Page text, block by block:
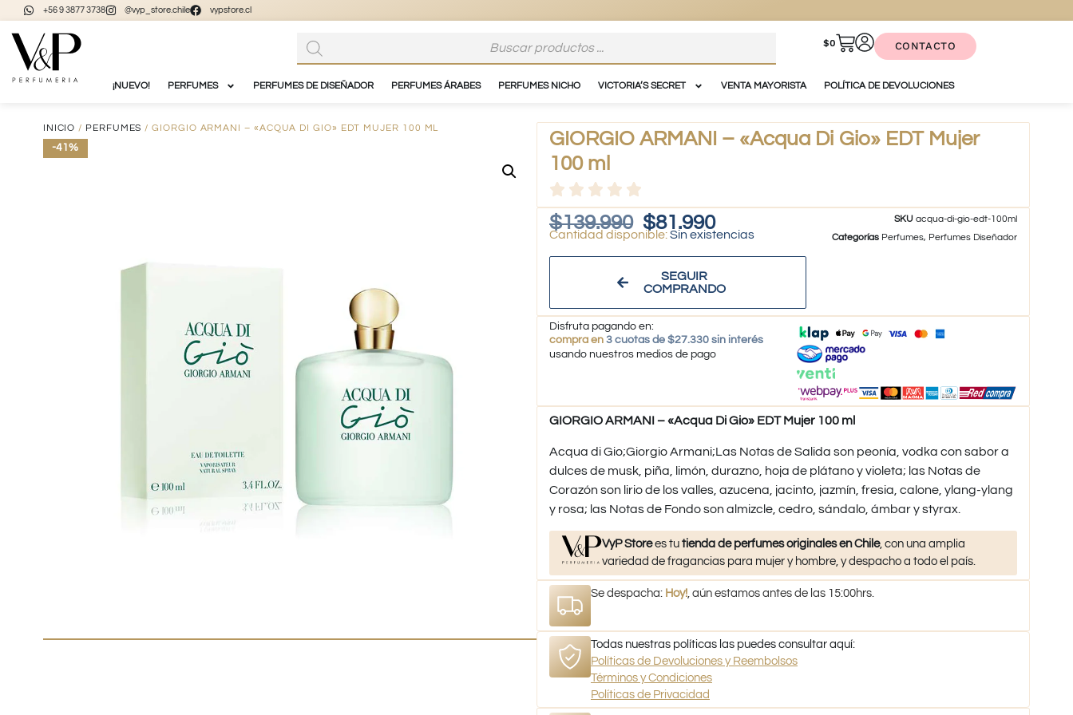
+56 9 3877 3738 @vyp_store.chile vypstore.cl
$0 CONTACTO
¡NUEVO! PERFUMES PERFUMES DE DISEÑADOR PERFUMES ÁRABES PERFUMES NICHO VICTORIA’S SECRET VENTA MAYORISTA POLÍTICA DE DEVOLUCIONES
INICIO / PERFUMES / GIORGIO ARMANI – «ACQUA DI GIO» EDT MUJER 100 ML
-41%
GIORGIO ARMANI – «Acqua Di Gio» EDT Mujer
100 ml
$139.990 $81.990
Sin existencias
SEGUIR
COMPRANDO
SKUacqua-di-gio-edt-100ml
Categorías Perfumes, Perfumes Diseñador
Disfruta pagando en:
compra en 3 cuotas de $27.330 sin interés
usando nuestros medios de pago
GIORGIO ARMANI – «Acqua Di Gio» EDT Mujer 100 ml
​Acqua di Gio;Giorgio Armani;Las Notas de Salida son peonía, vodka con sabor a
dulces de musk, piña, limón, durazno, hoja de plátano y violeta; las Notas de
Corazón son lirio de los valles, azucena, jacinto, jazmín, fresia, calone, ylang-ylang
y rosa; las Notas de Fondo son almizcle, cedro, sándalo, ámbar y styrax.
VyP Storees tutienda de perfumes originales en Chile, con una amplia
variedad de fragancias para mujer y hombre, y despacho a todo el país.
Se despacha: Hoy! , aún estamos antes de las 15:00hrs.
Todas nuestras políticas las puedes consultar aquí:
Políticas de Devoluciones y Reembolsos
Términos y Condiciones
Políticas de Privacidad